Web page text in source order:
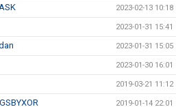
2023-02-13 10:18
2023-01-31 15:41
2023-01-31 15:05
2023-01-30 16:01
2019-03-21 11:12
2019-01-14 22:01